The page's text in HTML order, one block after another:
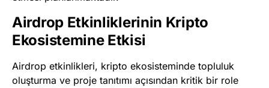
Airdrop Etkinliklerinin Kripto
Ekosistemine Etkisi
Airdrop etkinlikleri, kripto ekosisteminde topluluk
oluşturma ve proje tanıtımı açısından kritik bir role